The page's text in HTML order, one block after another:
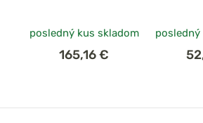
posledný kus skladom
165,16 €